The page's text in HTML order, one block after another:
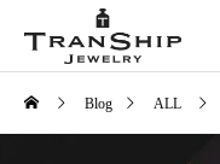
Blog ALL